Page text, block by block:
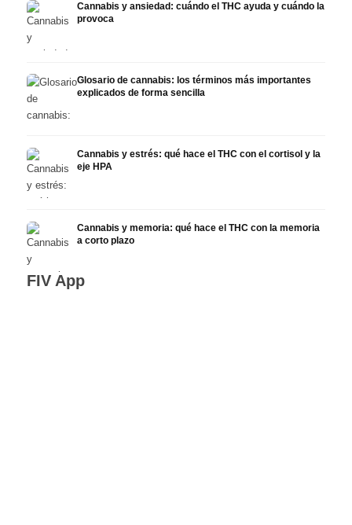
Cannabis y ansiedad: cuándo el THC ayuda y cuándo la
provoca
Glosario de cannabis: los términos más importantes
explicados de forma sencilla
Cannabis y estrés: qué hace el THC con el cortisol y la
eje HPA
Cannabis y memoria: qué hace el THC con la memoria
a corto plazo
FIV App